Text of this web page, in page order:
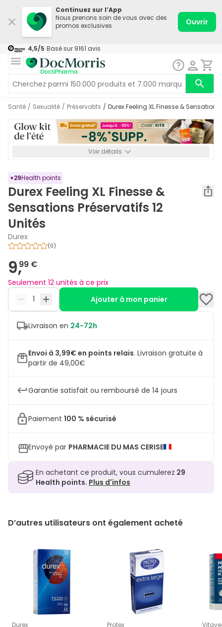
Continuez sur l’App
Nous prenons soin de vous avec des
promos exclusives
Ouvrir
4,5/5 Basé sur 9161 avis
Santé / Sexualité / Préservatifs / Durex Feeling XL Finesse &
Voir détails
+29Health points
Durex Feeling XL Finesse &
Sensations Préservatifs 12
Unités
Durex
(0)
9,99 €
Seulement 12 unités à ce prix
Ajouter à mon panier
Livraison en 24-72h
Envoi à 3,99€ en points relais. Livraison gratuite à
partir de 49,00€
Garantie satisfait ou remboursé de 14 jours
Paiement 100 % sécurisé
Envoyé par PHARMACIE DU MAS CERISE
En achetant ce produit, vous cumulerez 29
Health points. Plus d'infos
D’autres utilisateurs ont également acheté
Durex Protex